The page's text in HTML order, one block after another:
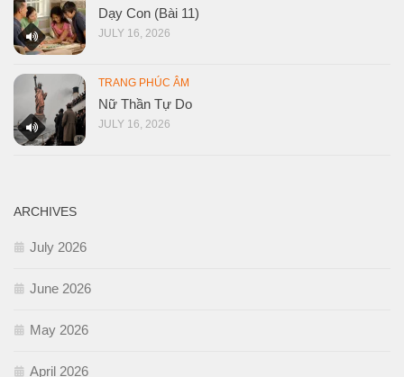
Dạy Con (Bài 11)
JULY 16, 2026
TRANG PHÚC ÂM
Nữ Thần Tự Do
JULY 16, 2026
ARCHIVES
July 2026
June 2026
May 2026
April 2026